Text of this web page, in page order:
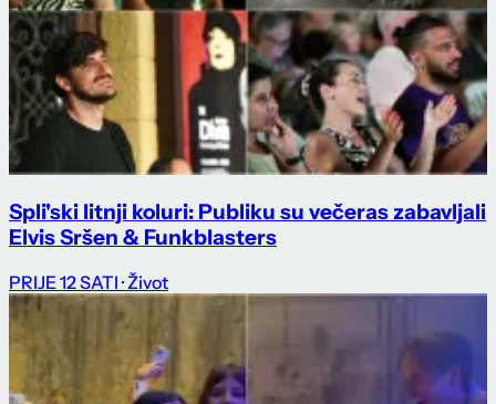
Spli'ski litnji koluri: Publiku su večeras zabavljali
Elvis Sršen & Funkblasters
PRIJE 12 SATI · Život